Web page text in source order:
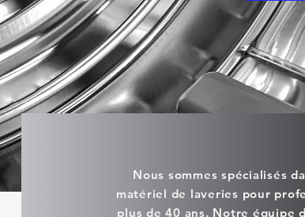
Nous sommes spécialisés
matériel de laveries pour
plus de 40 ans. Notre équipe